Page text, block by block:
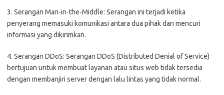
3. Serangan Man-in-the-Middle: Serangan ini terjadi ketika
penyerang memasuki komunikasi antara dua pihak dan mencuri
informasi yang dikirimkan.
4. Serangan DDoS: Serangan DDoS (Distributed Denial of Service)
bertujuan untuk membuat layanan atau situs web tidak tersedia
dengan membanjiri server dengan lalu lintas yang tidak normal.